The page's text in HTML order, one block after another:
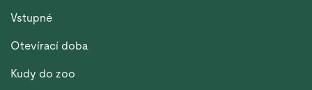
Vstupné
Otevírací doba
Kudy do zoo